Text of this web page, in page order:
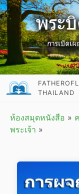
THAILAND
ห้องสมุดหนังสือ »
พระเจ้า »